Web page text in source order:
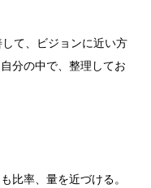
て、ビジョンに近い方
分の中で、整理してお
比率、量を近づける。